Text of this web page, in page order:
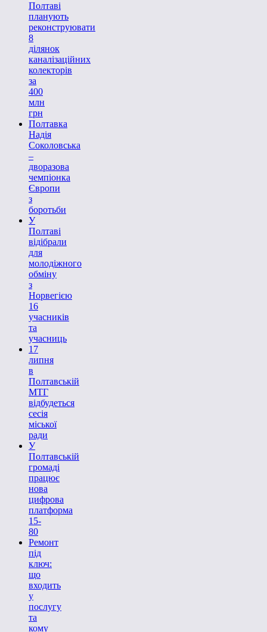
Полтаві
планують
реконструювати
8
ділянок
каналізаційних
колекторів
за
400
млн
грн
Полтавка
Надія
Соколовська
–
дворазова
чемпіонка
Європи
з
боротьби
У
Полтаві
відібрали
для
молодіжного
обміну
з
Норвегією
16
учасників
та
учасниць
17
липня
в
Полтавській
МТГ
відбудеться
сесія
міської
ради
У
Полтавській
громаді
працює
нова
цифрова
платформа
15-
80
Ремонт
під
ключ:
що
входить
у
послугу
та
кому